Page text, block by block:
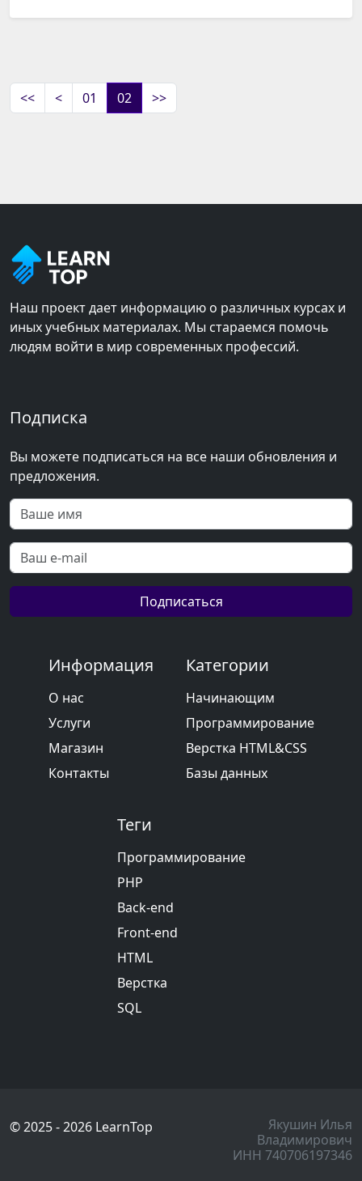
<< < 01 02 >>
Наш проект дает информацию о различных курсах и
иных учебных материалах. Мы стараемся помочь
людям войти в мир современных профессий.
Подписка
Вы можете подписаться на все наши обновления и
предложения.
Подписаться
Информация
О нас
Услуги
Магазин
Контакты
Категории
Начинающим
Программирование
Верстка HTML&CSS
Базы данных
Теги
Программирование
PHP
Back-end
Front-end
HTML
Верстка
SQL
© 2025 - 2026 LearnTop
Якушин Илья
Владимирович
ИНН 740706197346